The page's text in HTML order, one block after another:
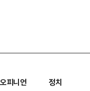
오피니언 정치